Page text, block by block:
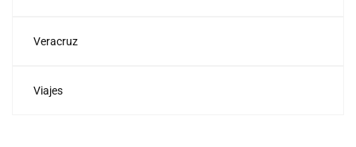
Veracruz
Viajes